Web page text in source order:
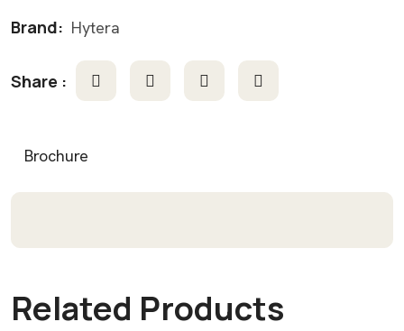
Brand: Hytera
Share :
Brochure
Related Products